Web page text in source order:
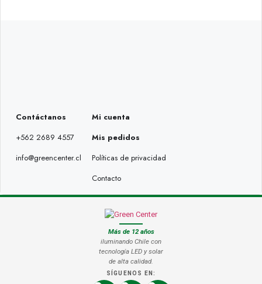
Contáctanos
+562 2689 4557
info@greencenter.cl
Mi cuenta
Mis pedidos
Políticas de privacidad
Contacto
Más de 12 años
iluminando Chile con
tecnología LED y solar
de alta calidad.
SÍGUENOS EN: